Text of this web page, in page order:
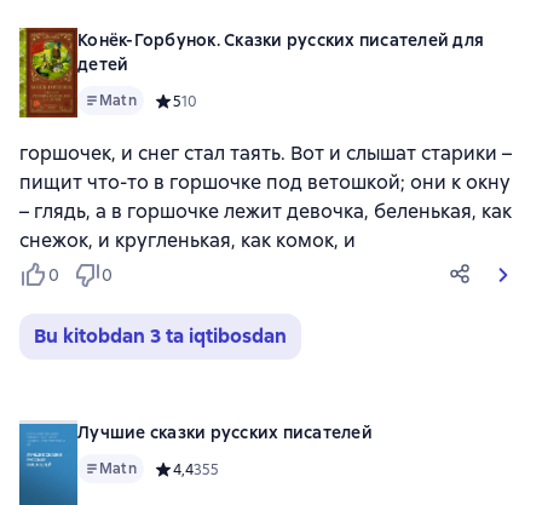
Конёк-Горбунок. Сказки русских писателей для
детей
Matn Средний рейтинг 5 на основе 10 оценок
510
горшочек, и снег стал таять. Вот и слышат старики –
пищит что-то в горшочке под ветошкой; они к окну
– глядь, а в горшочке лежит девочка, беленькая, как
снежок, и кругленькая, как комок, и
0 0
Bu kitobdan 3 ta iqtibosdan
Лучшие сказки русских писателей
Matn Средний рейтинг 4,4 на основе 355 оценок
4,4355